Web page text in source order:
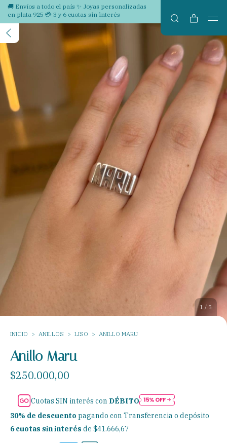
🚚 Envíos a todo el país ✨ Joyas personalizadas
en plata 925 💳 3 y 6 cuotas sin interés
1 / 5
INICIO > ANILLOS > LISO > ANILLO MARU
Anillo Maru
$250.000,00
Cuotas SIN interés con DÉBITO
30% de descuento pagando con Transferencia o depósito
6cuotas sin interés de $41.666,67